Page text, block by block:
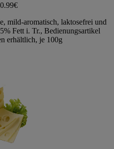
mild-aromatisch, laktosefrei und
Fett i. Tr., Bedienungsartikel
erhältlich, je 100g